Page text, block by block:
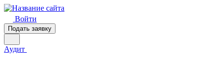
Войти
Подать заявку
Аудит